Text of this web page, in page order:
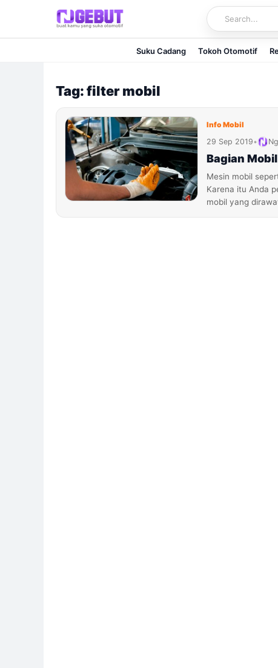
Suku Cadang Tokoh Otomotif
Tag: filter mobil
Info Mobil
29 Sep 2019•
Bagian
Mesin mobil
Karena itu Anda
mobil yang